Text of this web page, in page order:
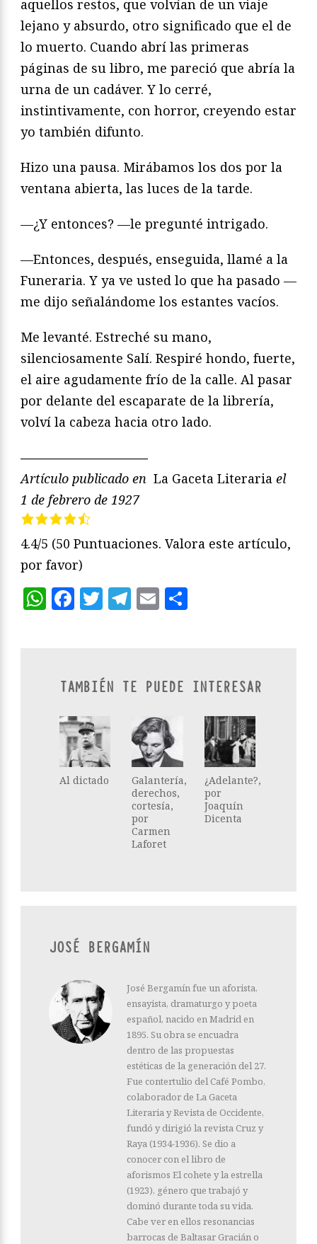
aquellos restos, que volvían de un viaje
lejano y absurdo, otro significado que el de
lo muerto. Cuando abrí las primeras
páginas de su libro, me pareció que abría la
urna de un cadáver. Y lo cerré,
instintivamente, con horror, creyendo estar
yo también difunto.
Hizo una pausa. Mirábamos los dos por la
ventana abierta, las luces de la tarde.
—¿Y entonces? —le pregunté intrigado.
—Entonces, después, enseguida, llamé a la
Funeraria. Y ya ve usted lo que ha pasado —
me dijo señalándome los estantes vacíos.
Me levanté. Estreché su mano,
silenciosamente Salí. Respiré hondo, fuerte,
el aire agudamente frío de la calle. Al pasar
por delante del escaparate de la librería,
volví la cabeza hacia otro lado.
——————————
Artículo publicado en La Gaceta Literaria el
1 de febrero de 1927
4.4/5 (50 Puntuaciones. Valora este artículo,
por favor)
WhatsApp
Facebook
Twitter
Telegram
Email
TAMBIÉN TE PUEDE INTERESAR
Al dictado
Galantería,
derechos,
cortesía,
por
Carmen
Laforet
¿Adelante?,
por
Joaquín
Dicenta
JOSÉ BERGAMÍN
José Bergamín fue un aforista,
ensayista, dramaturgo y poeta
español, nacido en Madrid en
1895. Su obra se encuadra
dentro de las propuestas
estéticas de la generación del 27.
Fue contertulio del Café Pombo,
colaborador de La Gaceta
Literaria y Revista de Occidente,
fundó y dirigió la revista Cruz y
Raya (1934-1936). Se dio a
conocer con el libro de
aforismos El cohete y la estrella
(1923), género que trabajó y
dominó durante toda su vida.
Cabe ver en ellos resonancias
barrocas de Baltasar Gracián o